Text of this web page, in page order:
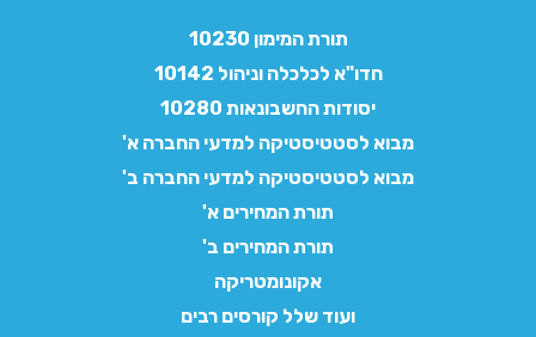
תורת המימון 10230
חדו"א לכלכלה וניהול 10142
יסודות החשבונאות 10280
מבוא לסטטיסטיקה למדעי החברה א'
מבוא לסטטיסטיקה למדעי החברה ב'
תורת המחירים א'
תורת המחירים ב'
אקונומטריקה
ועוד שלל קורסים רבים